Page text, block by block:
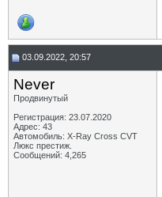
03.09.2022, 20:57
Never
Продвинутый
Регистрация: 23.07.2020
Адрес: 43
Автомобиль: X-Ray Cross CVT
Люкс престиж.
Сообщений: 4,265